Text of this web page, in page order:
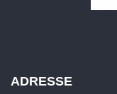
ADRESSE